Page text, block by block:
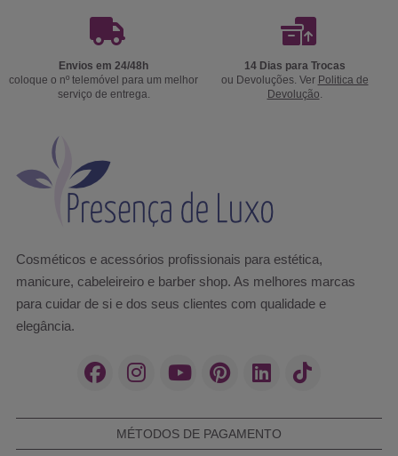
Envios em 24/48h
coloque o nº telemóvel para um melhor
serviço de entrega.
14 Dias para Trocas
ou Devoluções. Ver Politica de
Devolução.
Cosméticos e acessórios profissionais para estética,
manicure, cabeleireiro e barber shop. As melhores marcas
para cuidar de si e dos seus clientes com qualidade e
elegância.
MÉTODOS DE PAGAMENTO